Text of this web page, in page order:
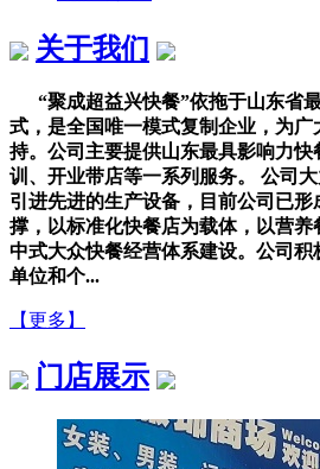
关于我们
“聚成超益兴快餐”依拖于山东省
式，是全国唯一模式复制企业，为
持。公司主要提供山东最具影响力
训、开业带店等一系列服务。 公司
引进先进的生产设备，目前公司已
撑，以标准化快餐店为载体，以营
中式大众快餐经营体系建设。公司积
单位和个...
【更多】
门店展示